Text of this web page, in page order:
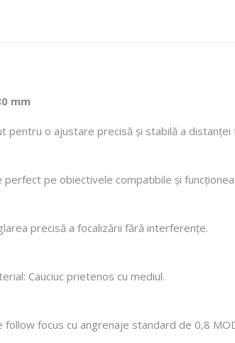
mm
pentru o ajustare precisă și stabilă a
pe obiectivele compatibile și
precisă a focalizării fără interferențe.
Cauciuc prietenos cu mediul.
focus cu angrenaje standard de 0,8